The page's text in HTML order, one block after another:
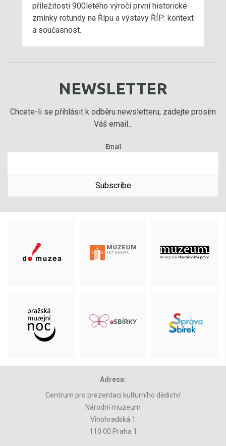
příležitosti 900letého výročí první historické
zmínky rotundy na Řípu a výstavy ŘÍP: kontext
a současnost.
NEWSLETTER
Chcete-li se přihlásit k odběru newsletteru, zadejte prosím
Váš email...
Email
Subscribe
Adresa:
Centrum pro prezentaci kulturního dědictví
Národní muzeum
Vinohradská 1
110 00 Praha 1